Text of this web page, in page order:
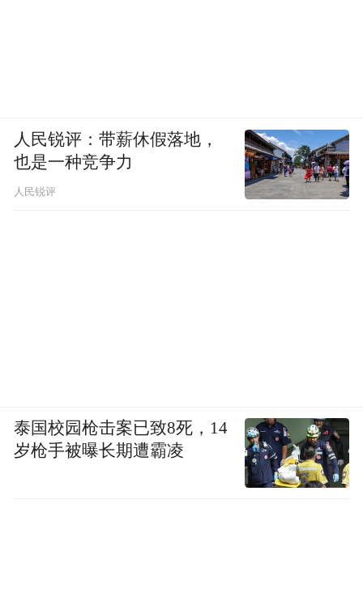
人民锐评：带薪休假落地，
也是一种竞争力
人民锐评
泰国校园枪击案已致8死，14
岁枪手被曝长期遭霸凌